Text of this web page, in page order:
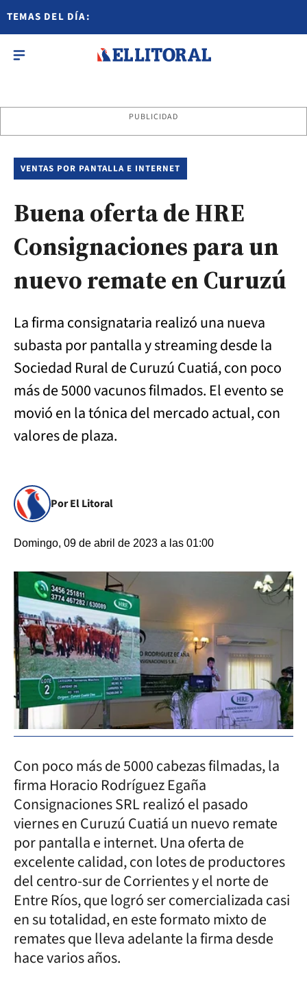
TEMAS DEL DÍA:
PUBLICIDAD
VENTAS POR PANTALLA E INTERNET
Buena oferta de HRE
Consignaciones para un
nuevo remate en Curuzú
La firma consignataria realizó una nueva
subasta por pantalla y streaming desde la
Sociedad Rural de Curuzú Cuatiá, con poco
más de 5000 vacunos filmados. El evento se
movió en la tónica del mercado actual, con
valores de plaza.
Por El Litoral
Domingo, 09 de abril de 2023 a las 01:00
Con poco más de 5000 cabezas filmadas, la
firma Horacio Rodríguez Egaña
Consignaciones SRL realizó el pasado
viernes en Curuzú Cuatiá un nuevo remate
por pantalla e internet. Una oferta de
excelente calidad, con lotes de productores
del centro-sur de Corrientes y el norte de
Entre Ríos, que logró ser comercializada casi
en su totalidad, en este formato mixto de
remates que lleva adelante la firma desde
hace varios años.